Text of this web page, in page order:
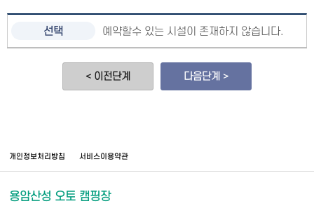
예약할수 있는 시설이 존재하지 않습니다.
< 이전단계 다음단계 >
개인정보처리방침 서비스이용약관
용암산성 오토 캠핑장